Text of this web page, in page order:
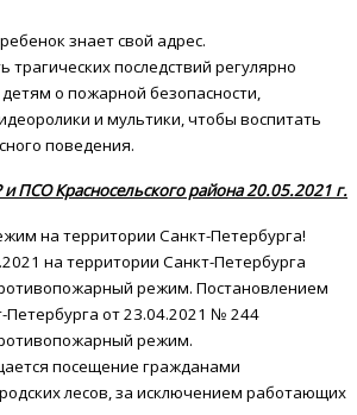
знает свой адрес.
трагических последствий регулярно
о пожарной безопасности,
и мультики, чтобы воспитать
поведения.
ПСО Красносельского района 20.05.2021 г.
на территории Санкт-Петербурга!
на территории Санкт-Петербурга
режим. Постановлением
Петербурга от 23.04.2021 № 244
режим.
посещение гражданами
лесов, за исключением работающих